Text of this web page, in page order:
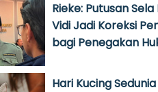
Rieke: Putusan Sela
Vidi Jadi Koreksi
bagi Penegakan
Hari Kucing